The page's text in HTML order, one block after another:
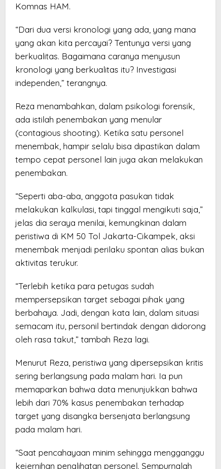
Komnas HAM.
“Dari dua versi kronologi yang ada, yang mana
yang akan kita percayai? Tentunya versi yang
berkualitas. Bagaimana caranya menyusun
kronologi yang berkualitas itu? Investigasi
independen,” terangnya.
Reza menambahkan, dalam psikologi forensik,
ada istilah penembakan yang menular
(contagious shooting). Ketika satu personel
menembak, hampir selalu bisa dipastikan dalam
tempo cepat personel lain juga akan melakukan
penembakan.
“Seperti aba-aba, anggota pasukan tidak
melakukan kalkulasi, tapi tinggal mengikuti saja,”
jelas dia seraya menilai, kemungkinan dalam
peristiwa di KM 50 Tol Jakarta-Cikampek, aksi
menembak menjadi perilaku spontan alias bukan
aktivitas terukur.
“Terlebih ketika para petugas sudah
mempersepsikan target sebagai pihak yang
berbahaya. Jadi, dengan kata lain, dalam situasi
semacam itu, personil bertindak dengan didorong
oleh rasa takut,” tambah Reza lagi.
Menurut Reza, peristiwa yang dipersepsikan kritis
sering berlangsung pada malam hari. Ia pun
memaparkan bahwa data menunjukkan bahwa
lebih dari 70% kasus penembakan terhadap
target yang disangka bersenjata berlangsung
pada malam hari.
“Saat pencahayaan minim sehingga mengganggu
kejernihan penglihatan personel. Sempurnalah